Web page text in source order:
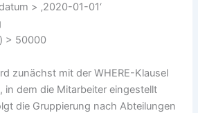
> ‚2020-01-01‘
> 50000
zunächst mit der WHERE-Klausel
in dem die Mitarbeiter eingestellt
die Gruppierung nach Abteilungen